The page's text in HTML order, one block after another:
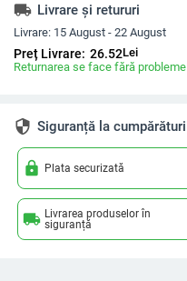
local_shipping Livrare și retururi
Livrare: 15 August - 22 August
Preț Livrare: 26.52Lei
Returnarea se face fără probleme
security Siguranță la cumpărături
lock Plata securizată
local_shipping Livrarea produselor în
siguranță